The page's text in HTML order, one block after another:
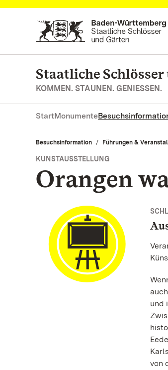
Zum Hauptinhalt springen
Staatliche
KOMMEN. STAUNEN. GENIESSEN.
StartMonumente
Besuchsinformation Führungen &
KUNSTAUSSTELLUNG
Orangen
und
von